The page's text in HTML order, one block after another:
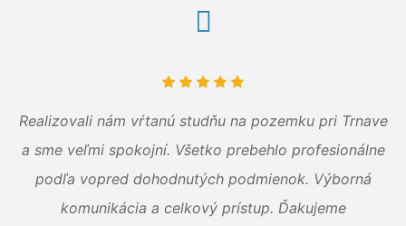
Realizovali nám vŕtanú studňu na pozemku pri Trnave
a sme veľmi spokojní. Všetko prebehlo profesionálne
podľa vopred dohodnutých podmienok. Výborná
komunikácia a celkový prístup. Ďakujeme